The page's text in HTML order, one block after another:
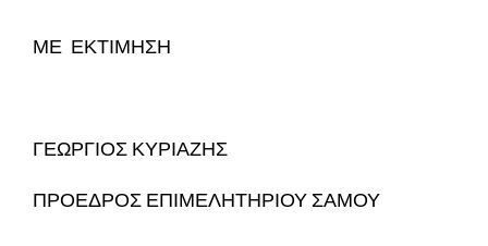
ΜΕ ΕΚΤΙΜΗΣΗ
ΓΕΩΡΓΙΟΣ ΚΥΡΙΑΖΗΣ
ΠΡΟΕΔΡΟΣ ΕΠΙΜΕΛΗΤΗΡΙΟΥ ΣΑΜΟΥ